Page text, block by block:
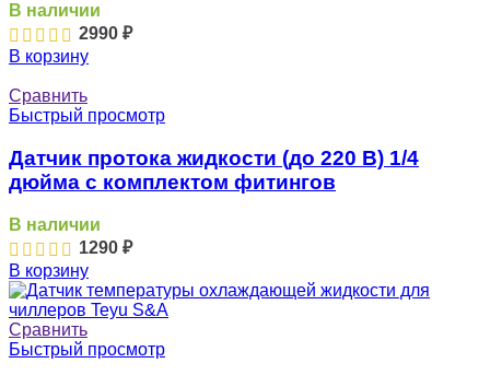
В наличии
2990 ₽
В корзину
Сравнить
Быстрый просмотр
Датчик протока жидкости (до 220 В) 1/4
дюйма с комплектом фитингов
В наличии
1290 ₽
В корзину
Сравнить
Быстрый просмотр